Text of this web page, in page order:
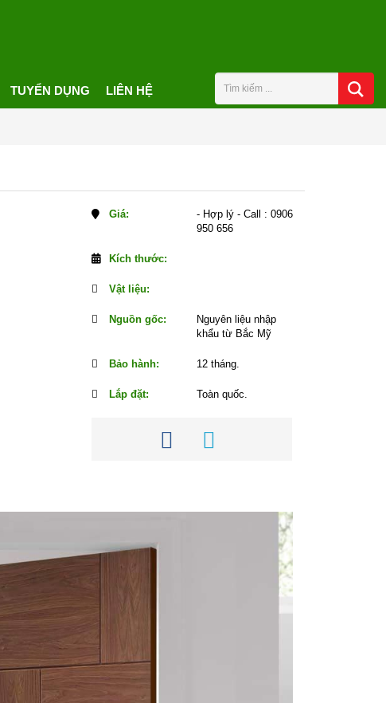
TUYỂN DỤNG LIÊN HỆ
Giá:
- Hợp lý - Call : 0906
950 656
Kích thước:
Vật liệu:
Nguồn gốc:
Nguyên liệu nhập
khẩu từ Bắc Mỹ
Bảo hành: 12 tháng.
Lắp đặt: Toàn quốc.